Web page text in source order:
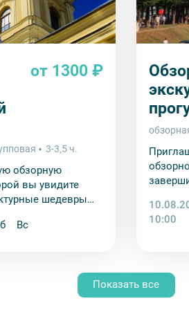
от 1300 ₽
3-3,5 ч.
обзорную
вы увидите
шедевры
Вс
10:00
Показать все